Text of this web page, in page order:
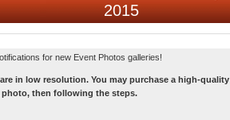
2015
for new Event Photos galleries!
in low resolution. You may purchase a high-
then following the steps.